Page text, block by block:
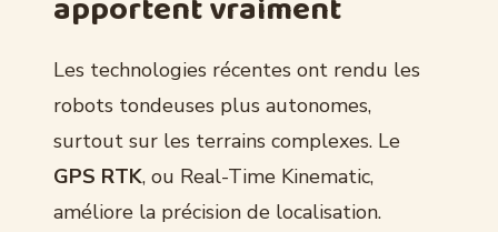
Les technologies récentes ont rendu les
robots tondeuses plus autonomes,
surtout sur les terrains complexes. Le
GPS RTK, ou Real-Time Kinematic,
améliore la précision de localisation.